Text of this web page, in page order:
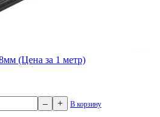
(Цена за 1 метр)
– + В корзину